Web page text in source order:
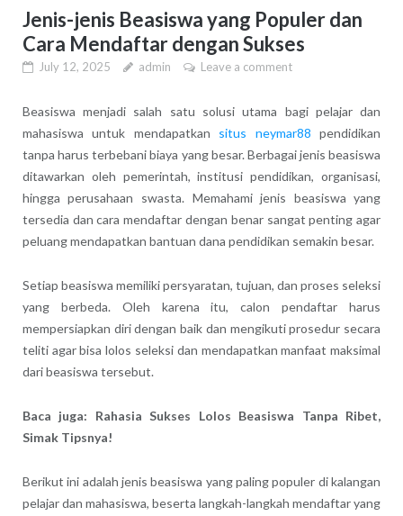
Jenis-jenis Beasiswa yang Populer dan
Cara Mendaftar dengan Sukses
July 12, 2025 admin Leave a comment
Beasiswa menjadi salah satu solusi utama bagi pelajar dan
mahasiswa untuk mendapatkan situs neymar88 pendidikan
tanpa harus terbebani biaya yang besar. Berbagai jenis beasiswa
ditawarkan oleh pemerintah, institusi pendidikan, organisasi,
hingga perusahaan swasta. Memahami jenis beasiswa yang
tersedia dan cara mendaftar dengan benar sangat penting agar
peluang mendapatkan bantuan dana pendidikan semakin besar.
Setiap beasiswa memiliki persyaratan, tujuan, dan proses seleksi
yang berbeda. Oleh karena itu, calon pendaftar harus
mempersiapkan diri dengan baik dan mengikuti prosedur secara
teliti agar bisa lolos seleksi dan mendapatkan manfaat maksimal
dari beasiswa tersebut.
Baca juga: Rahasia Sukses Lolos Beasiswa Tanpa Ribet,
Simak Tipsnya!
Berikut ini adalah jenis beasiswa yang paling populer di kalangan
pelajar dan mahasiswa, beserta langkah-langkah mendaftar yang